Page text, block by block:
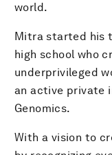
world.
Mitra started his
high school who
underprivileged
an active private
Genomics.
With a vision to